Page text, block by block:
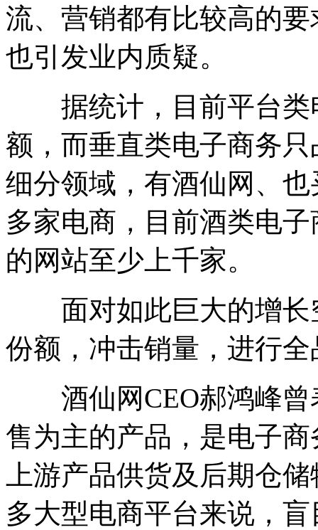
流、营销都有比较高的
也引发业内质疑。
据统计，目前平台类
额，而垂直类电子商务
细分领域，有酒仙网、
多家电商，目前酒类电
的网站至少上千家。
面对如此巨大的增长
份额，冲击销量，进行
酒仙网CEO郝鸿峰曾
售为主的产品，是电子
上游产品供货及后期仓
多大型电商平台来说，